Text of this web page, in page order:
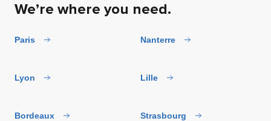
We’re where you need.
Paris Nanterre
Lyon Lille
Bordeaux Strasbourg